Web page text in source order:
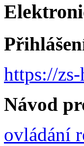
https://
Návod
ovládání